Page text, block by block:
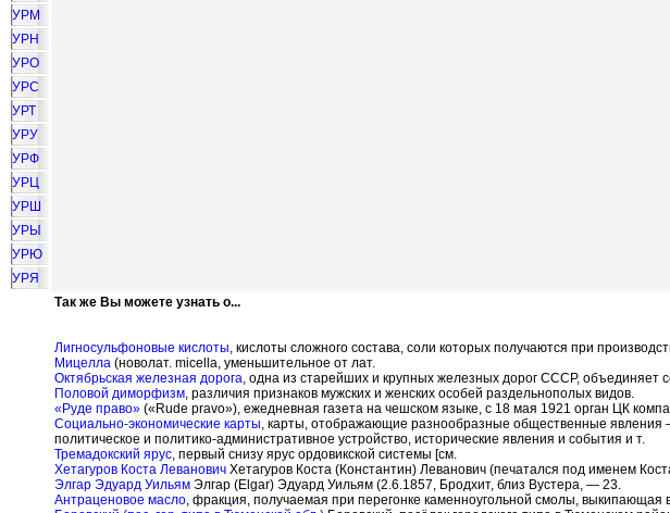
УРМ
УРН
УРО
УРС
УРТ
УРУ
УРФ
УРЦ
УРШ
УРЫ
УРЮ
УРЯ
Так же Вы можете узнать о...
Лигносульфоновые кислоты, кислоты сложного состава, соли которых получаются при
Мицелла (новолат. micella, уменьшительное от лат.
Октябрьская железная дорога, одна из старейших и крупных железных дорог СССР, объединяет
Половой диморфизм, различия признаков мужских и женских особей раздельнополых видов.
«Руде право» («Rude pravo»), ежедневная газета на чешском языке, с 18 мая 1921 орган ЦК
Социально-экономические карты, карты, отображающие разнообразные общественные явления —
политическое и политико-административное устройство, исторические явления и события и т.
Тремадокский ярус, первый снизу ярус ордовикской системы [см.
Хетагуров Коста Леванович Хетагуров Коста (Константин) Леванович (печатался под именем
Элгар Эдуард Уильям Элгар (Elgar) Эдуард Уильям (2.6.1857, Бродхит, близ Вустера, — 23.
Антраценовое масло, фракция, получаемая при перегонке каменноугольной смолы,